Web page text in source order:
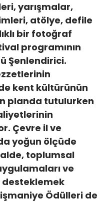
yarışmalar,
atölye, defile
bir fotoğraf
programının
Şenlendirici.
kent kültürünün
planda tutulurken
Çevre il ve
yoğun ölçüde
toplumsal
ve
desteklemek
Ödülleri de